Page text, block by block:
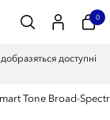
0
доступні
Tone Broad-